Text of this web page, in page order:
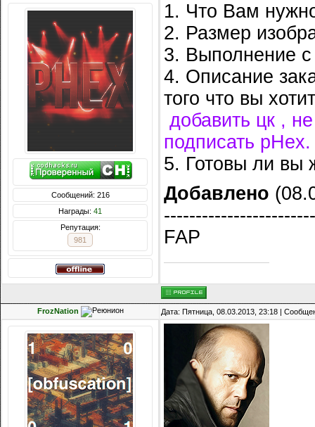
Сообщений: 216
Награды: 41
Репутация:
981
1. Что Вам
2. Размер
3. Выполнение
4. Описание
того что вы
добавить цк ,
подписать pHex.
5. Готовы ли вы
Добавлено
FAP
FrozNation Дата: Пятница, 08.03.2013, 23:18 |